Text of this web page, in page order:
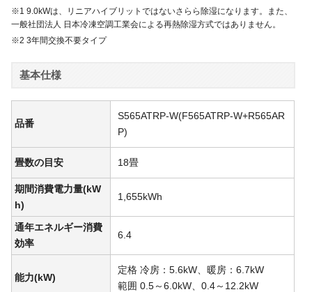
※1 9.0kWは、リニアハイブリットではないさらら除湿になります。また、
一般社団法人 日本冷凍空調工業会による再熱除湿方式ではありません。
※2 3年間交換不要タイプ
基本仕様
品番
S565ATRP-W(F565ATRP-W+R565AR
P)
畳数の目安 18畳
期間消費電力量(kW
h)
1,655kWh
通年エネルギー消費
効率
6.4
能力(kW)
定格 冷房：5.6kW、暖房：6.7kW
範囲 0.5～6.0kW、0.4～12.2kW